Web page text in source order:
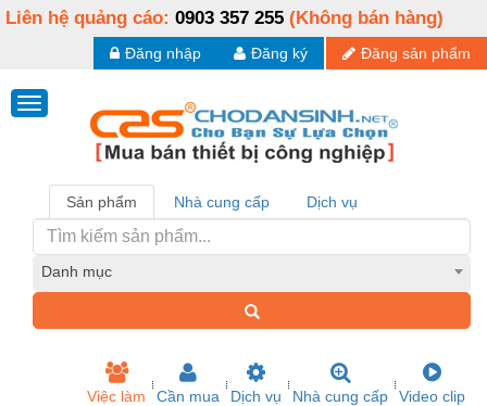
Liên hệ quảng cáo: 0903 357 255 (Không bán hàng)
Đăng sản phẩm
Đăng ký
Đăng nhập
Sản phẩm Nhà cung cấp Dịch vụ
Danh mục
Việc làm Cần mua Dịch vụ Nhà cung cấp Video clip